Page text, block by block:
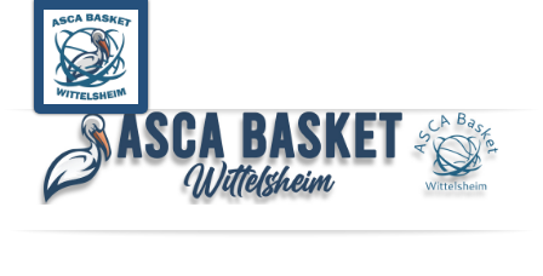
Panneau de gestion des cookies